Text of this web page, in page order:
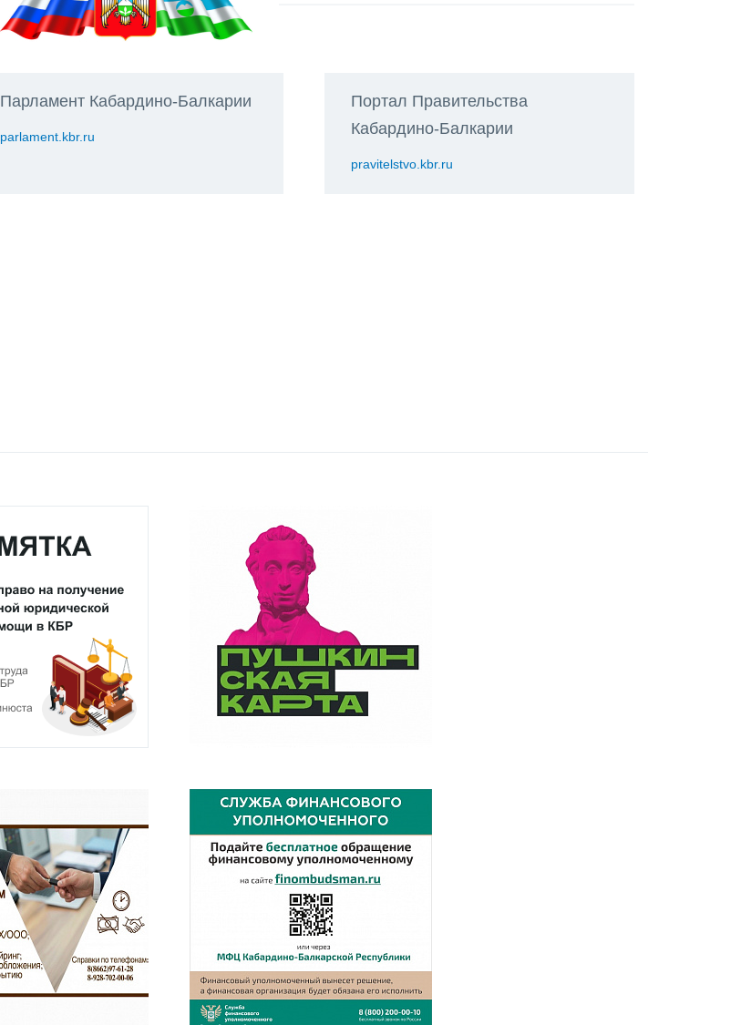
Парламент Кабардино-Балкарии
parlament.kbr.ru
Портал Правительства
Кабардино-Балкарии
pravitelstvo.kbr.ru